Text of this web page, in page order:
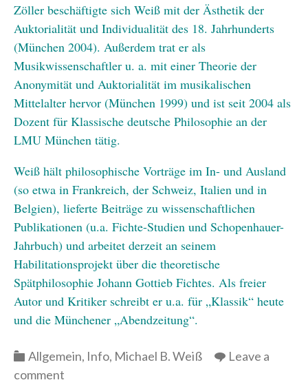
Zöller beschäftigte sich Weiß mit der Ästhetik der
Auktorialität und Individualität des 18. Jahrhunderts
(München 2004). Außerdem trat er als
Musikwissenschaftler u. a. mit einer Theorie der
Anonymität und Auktorialität im musikalischen
Mittelalter hervor (München 1999) und ist seit 2004 als
Dozent für Klassische deutsche Philosophie an der
LMU München tätig.
Weiß hält philosophische Vorträge im In- und Ausland
(so etwa in Frankreich, der Schweiz, Italien und in
Belgien), lieferte Beiträge zu wissenschaftlichen
Publikationen (u.a. Fichte-Studien und Schopenhauer-
Jahrbuch) und arbeitet derzeit an seinem
Habilitationsprojekt über die theoretische
Spätphilosophie Johann Gottieb Fichtes. Als freier
Autor und Kritiker schreibt er u.a. für „Klassik“ heute
und die Münchener „Abendzeitung“.
Categories
Allgemein, Info, Michael B. Weiß
Leave a
comment